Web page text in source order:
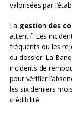
valorisées par
La gestion des
attentif. Les
fréquents ou les
du dossier. La
incidents de
pour vérifier
les six derniers
crédibilité.